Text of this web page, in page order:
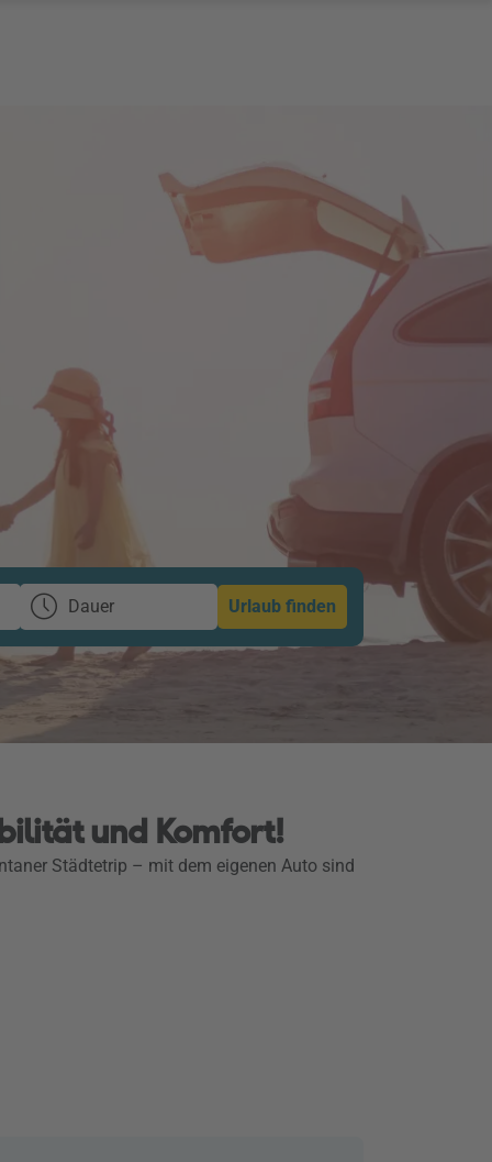
Dauer Urlaub finden
und Komfort!
Städtetrip – mit dem eigenen Auto sind